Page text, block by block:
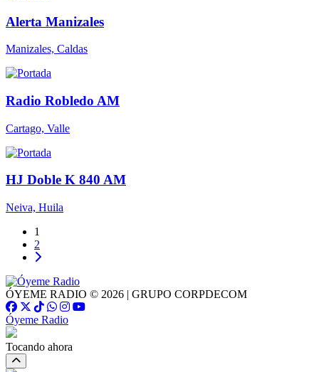
Alerta Manizales
Manizales, Caldas
Radio Robledo AM
Cartago, Valle
HJ Doble K 840 AM
Neiva, Huila
1
2
ÓYEME RADIO © 2026 | GRUPO CORPDECOM
Óyeme Radio
Tocando ahora